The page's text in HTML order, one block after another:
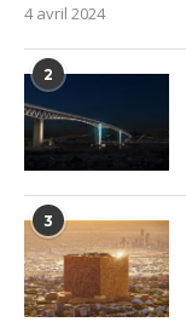
4 avril 2024
2
3